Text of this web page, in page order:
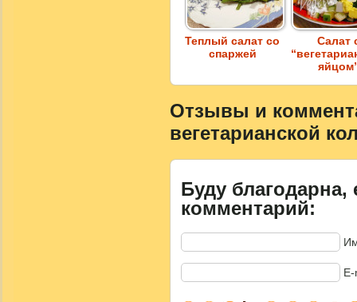
Теплый салат со
спаржей
Салат
Отзывы и
вегетарианской
Буду благодарна,
комментарий: